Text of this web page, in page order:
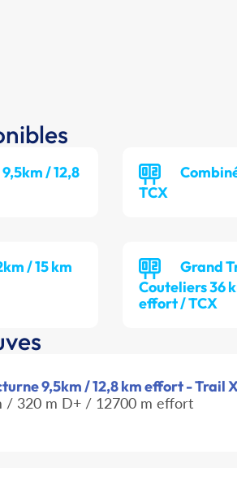
/ 12,8
TCX
/ 15 km
Grand
Couteliers 36
effort / TCX
9,5km / 12,8 km effort - Trail
/ 320 m D+ / 12700 m effort